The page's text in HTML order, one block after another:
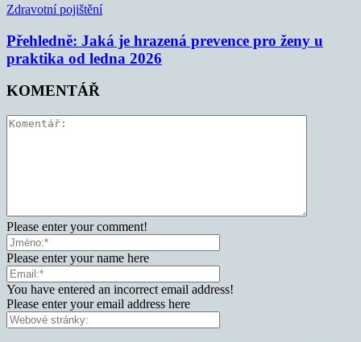
Zdravotní pojištění
Přehledně: Jaká je hrazená prevence pro ženy u
praktika od ledna 2026
KOMENTÁŘ
Please enter your comment!
Please enter your name here
You have entered an incorrect email address!
Please enter your email address here